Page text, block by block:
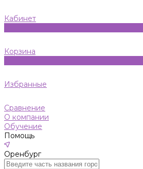
Кабинет
Корзина
Избранные
Сравнение
О компании
Обучение
Помощь
Оренбург